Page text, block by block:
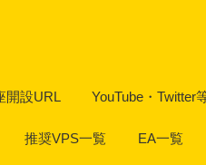
開設URL YouTube・Twitter
推奨VPS一覧 EA一覧